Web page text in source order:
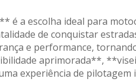
é a escolha ideal para
de conquistar
e performance,
aprimorada**,
experiência de